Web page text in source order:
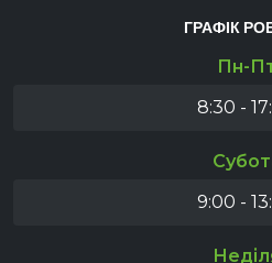
ГРАФІК
Пн-
8:30 -
9:00 -